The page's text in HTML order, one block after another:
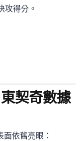
攻得分。
契奇數據
依舊亮眼：